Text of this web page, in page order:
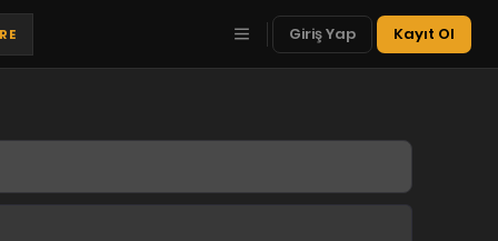
Giriş Yap Kayıt Ol